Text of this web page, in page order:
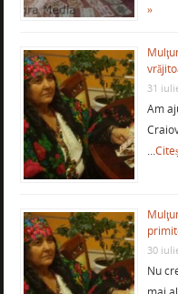
»
31
Am
…
30
Nu